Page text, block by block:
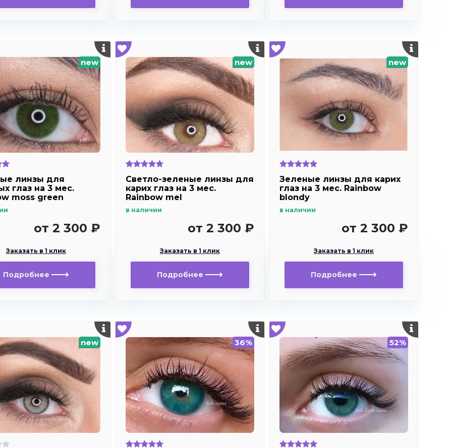
new
линзы для
глаз на 3 мес.
moss green
от 2 300 ₽
Заказать в 1 клик
Подробнее
new
Светло-зеленые линзы для
карих глаз на 3 мес.
Rainbow mel
в наличии
от 2 300 ₽
Заказать в 1 клик
Подробнее
new
Зеленые линзы для карих
глаз на 3 мес. Rainbow
blondy
в наличии
от 2 300 ₽
Заказать в 1 клик
Подробнее
new 36% 52%